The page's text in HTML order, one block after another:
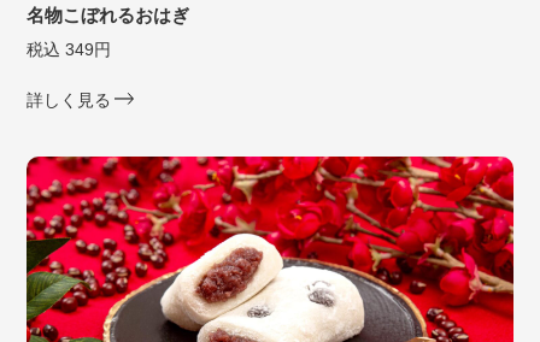
名物こぼれるおはぎ
税込 349円
詳しく見る